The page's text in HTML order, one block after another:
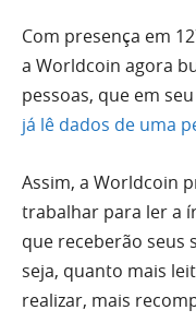
Com presença em
a Worldcoin agora
pessoas, que em
já lê dados de uma
Assim, a Worldcoin
trabalhar para ler a
que receberão seus
seja, quanto mais
realizar, mais